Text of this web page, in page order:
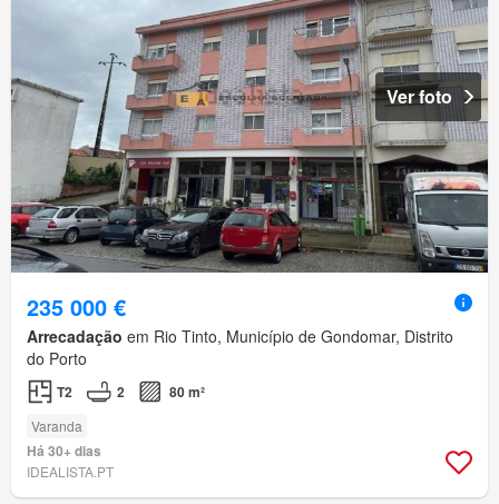
Ver foto
235 000 €
Arrecadação em Rio Tinto, Município de Gondomar, Distrito
do Porto
T2 2 80 m²
Varanda
Há 30+ dias
IDEALISTA.PT